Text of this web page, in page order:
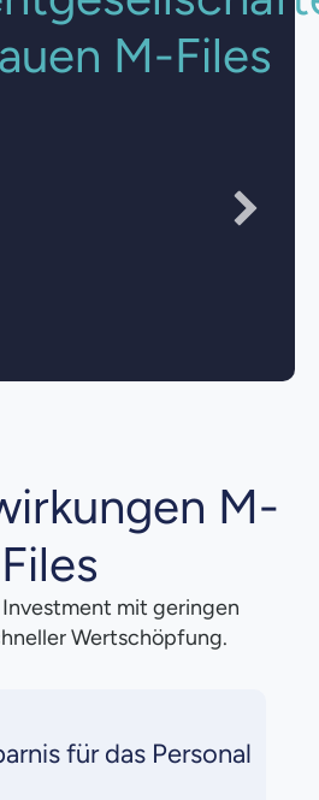
M-Files
M-
Files
Investment mit geringen
Wertschöpfung.
für das Personal